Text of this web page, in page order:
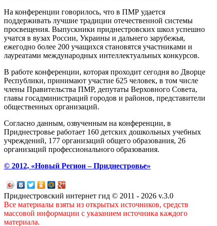
На конференции говорилось, что в ПМР удается
поддерживать лучшие традиции отечественной системы
просвещения. Выпускники приднестровских школ успешно
учатся в вузах России, Украины и дальнего зарубежья,
ежегодно более 200 учащихся становятся участниками и
лауреатами международных интеллектуальных конкурсов.
В работе конференции, которая проходит сегодня во Дворце
Республики, принимают участие 625 человек, в том числе
члены Правительства ПМР, депутаты Верховного Совета,
главы госадминистраций городов и районов, представители
общественных организаций.
Согласно данным, озвученным на конференции, в
Приднестровье работает 160 детских дошкольных учебных
учреждений, 177 организаций общего образования, 26
организаций профессионального образования.
© 2012, «Новый Регион – Приднестровье»
Приднестровский интернет гид © 2011 - 2026 v.3.0
Все материалы взяты из открытых источников, средств
массовой информации с указанием источника каждого
материала.